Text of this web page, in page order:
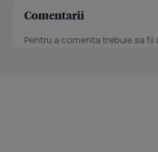
Comentarii
Pentru a comenta trebuie sa